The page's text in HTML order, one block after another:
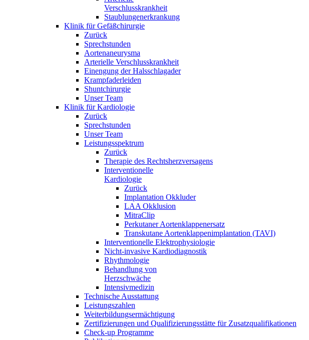
Verschlusskrankheit
Staublungenerkrankung
Klinik für Gefäßchirurgie
Zurück
Sprechstunden
Aortenaneurysma
Arterielle Verschlusskrankheit
Einengung der Halsschlagader
Krampfaderleiden
Shuntchirurgie
Unser Team
Klinik für Kardiologie
Zurück
Sprechstunden
Unser Team
Leistungsspektrum
Zurück
Therapie des Rechtsherzversagens
Interventionelle
Kardiologie
Zurück
Implantation Okkluder
LAA Okklusion
MitraClip
Perkutaner Aortenklappenersatz
Transkutane Aortenklappenimplantation (TAVI)
Interventionelle Elektrophysiologie
Nicht-invasive Kardiodiagnostik
Rhythmologie
Behandlung von
Herzschwäche
Intensivmedizin
Technische Ausstattung
Leistungszahlen
Weiterbildungsermächtigung
Zertifizierungen und Qualifizierungsstätte für Zusatzqualifikationen
Check-up Programme